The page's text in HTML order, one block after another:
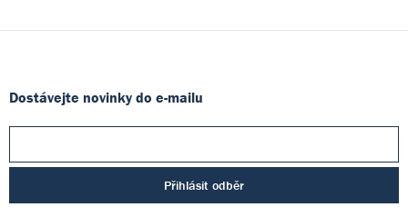
Dostávejte novinky do e-mailu
Přihlásit odběr